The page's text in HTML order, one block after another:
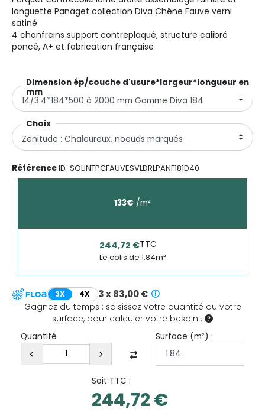
languette Panaget collection Diva Chêne Fauve verni
satiné
4 chanfreins support contreplaqué, structure calibré
poncé, A+ et fabrication française
Dimension ép/couche d'usure*largeur*longueur en
mm
Choix
RéférenceID-SOLINTPCFAUVESVLDRLPANF181D40
133€ /m²
244,72 €TTC
Le colis de 1.84m²
3X 4X 3 x 83,00 €
Gagnez du temps : saisissez votre quantité ou votre
surface, pour calculer votre besoin :
Quantité
Surface (m²) :
Soit TTC :
244,72 €